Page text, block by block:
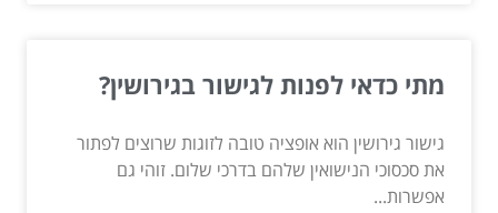
מתי כדאי לפנות לגישור בגירושין?
גישור גירושין הוא אופציה טובה לזוגות שרוצים לפתור
את סכסוכי הנישואין שלהם בדרכי שלום. זוהי גם
אפשרות...